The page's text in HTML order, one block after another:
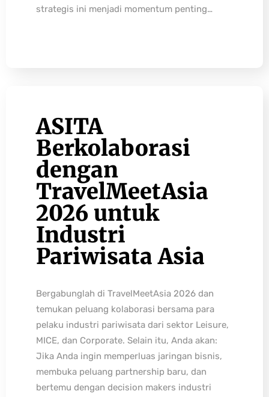
strategis ini menjadi momentum penting…
ASITA
Berkolaborasi
dengan
TravelMeetAsia
2026 untuk
Industri
Pariwisata Asia
Bergabunglah di TravelMeetAsia 2026 dan
temukan peluang kolaborasi bersama para
pelaku industri pariwisata dari sektor Leisure,
MICE, dan Corporate. Selain itu, Anda akan:
Jika Anda ingin memperluas jaringan bisnis,
membuka peluang partnership baru, dan
bertemu dengan decision makers industri